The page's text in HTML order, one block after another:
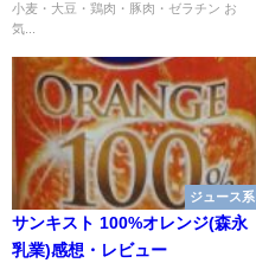
小麦・大豆・鶏肉・豚肉・ゼラチン お
気...
ジュース系
サンキスト 100%オレンジ(森永
乳業)感想・レビュー